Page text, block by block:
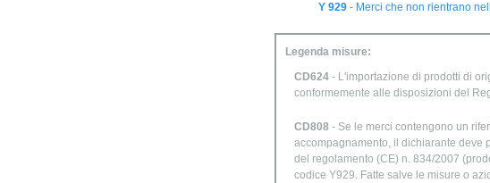
Y 929 - Merci che non rientrano
Legenda misure:
CD624 - L'importazione di prodotti di
conformemente alle disposizioni del
CD808 - Se le merci contengono un
accompagnamento, il dichiarante deve
del regolamento (CE) n. 834/2007
codice Y929. Fatte salve le misure o